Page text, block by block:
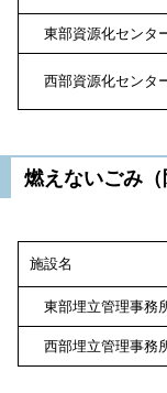
東部資源化センタ
西部資源化センタ
燃えないごみ（
施設名
東部埋立管理事務
西部埋立管理事務